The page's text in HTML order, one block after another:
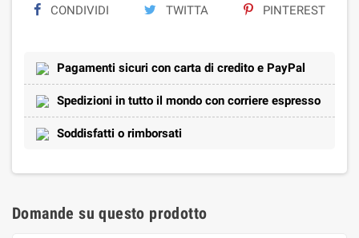
CONDIVIDI TWITTA PINTEREST
Pagamenti sicuri con carta di credito e PayPal
Spedizioni in tutto il mondo con corriere espresso
Soddisfatti o rimborsati
Domande su questo prodotto